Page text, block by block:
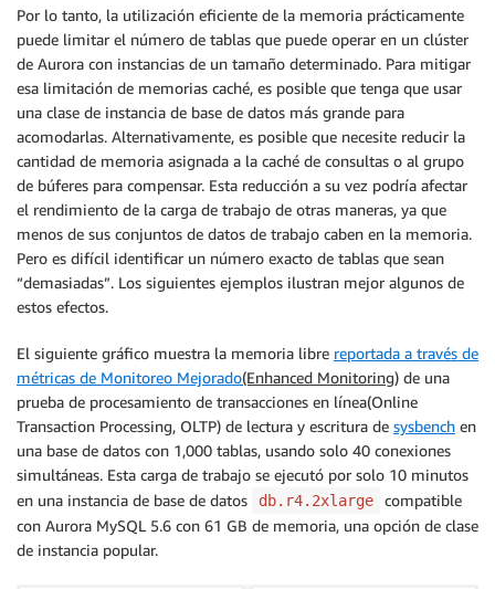
Por lo tanto, la utilización eficiente de la memoria prácticamente
puede limitar el número de tablas que puede operar en un clúster
de Aurora con instancias de un tamaño determinado. Para mitigar
esa limitación de memorias caché, es posible que tenga que usar
una clase de instancia de base de datos más grande para
acomodarlas. Alternativamente, es posible que necesite reducir la
cantidad de memoria asignada a la caché de consultas o al grupo
de búferes para compensar. Esta reducción a su vez podría afectar
el rendimiento de la carga de trabajo de otras maneras, ya que
menos de sus conjuntos de datos de trabajo caben en la memoria.
Pero es difícil identificar un número exacto de tablas que sean
“demasiadas”. Los siguientes ejemplos ilustran mejor algunos de
estos efectos.
El siguiente gráfico muestra la memoria libre reportada a través de
métricas de Monitoreo Mejorado(Enhanced Monitoring) de una
prueba de procesamiento de transacciones en línea(Online
Transaction Processing, OLTP) de lectura y escritura de sysbench en
una base de datos con 1,000 tablas, usando solo 40 conexiones
simultáneas. Esta carga de trabajo se ejecutó por solo 10 minutos
en una instancia de base de datos
db.r4.2xlarge
compatible
con Aurora MySQL 5.6 con 61 GB de memoria, una opción de clase
de instancia popular.